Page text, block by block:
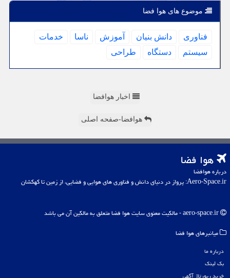
موضوع های هوا فضا
فناوری دانش بنیان آموزش ناسا
خدمات
سیستم
دستگاه طراحی
اخبار هوافضا
هوافضا-صفحه اصلی
هوا فضا
درباره هوافضا
Aero-Space.ir: پرواز در دنیای دانش و فناوری های هوایی و فضایی، از زمین تا کهکشان
میانبرهای هوا فضا
درباره ما
بک لینک
خرید رپورتاژ آگهی